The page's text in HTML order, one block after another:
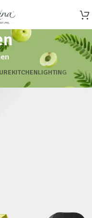
KITCHENLIGHTING